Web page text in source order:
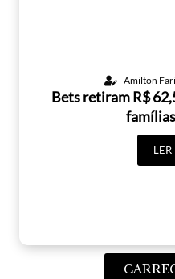
Amilton
Bets retiram R$
LER